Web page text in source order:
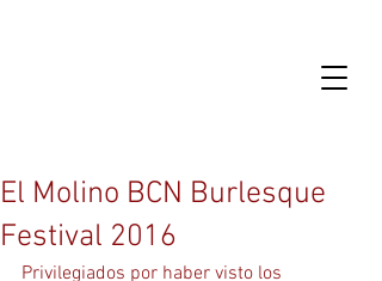
El Molino BCN Burlesque
Festival 2016
Privilegiados por haber visto los